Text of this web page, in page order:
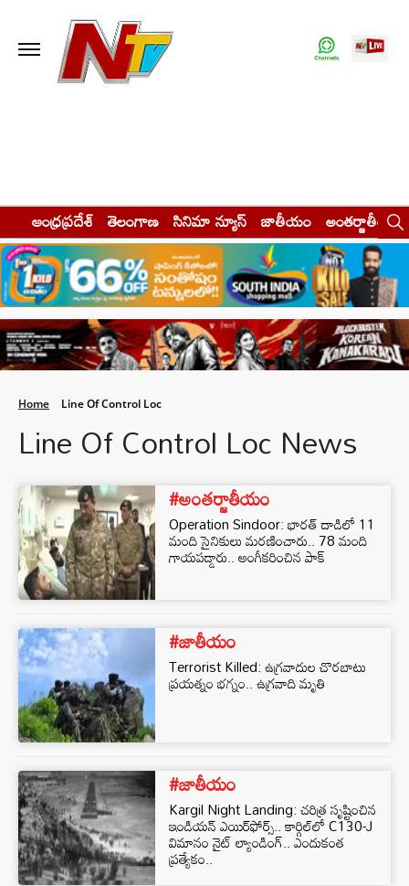
ఆంధ్రప్రదేశ్ తెలంగాణ సినిమా న్యూస్ జాతీయం అంతర్జాతీయం
Home Line Of Control Loc
Line Of Control Loc News
#అంతర్జాతీయం
Operation Sindoor: భారత్ దాడిలో 11
మంది సైనికులు మరణించారు.. 78 మంది
గాయపడ్డారు.. అంగీకరించిన పాక్
#జాతీయం
Terrorist Killed: ఉగ్రవాదుల చొరబాటు
ప్రయత్నం భగ్నం.. ఉగ్రవాది మృతి
#జాతీయం
Kargil Night Landing: చరిత్ర సృష్టించిన
ఇండియన్ ఎయిర్‌ఫోర్స్.. కార్గిల్‌లో C130-J
విమానం నైట్ ల్యాండింగ్.. ఎందుకంత
ప్రత్యేకం..